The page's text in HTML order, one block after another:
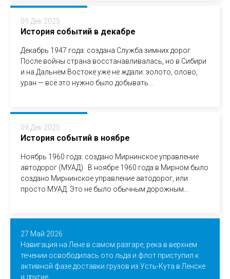
09 Дек 2025
История событий в декабре
Декабрь 1947 года: создана Служба зимних дорог
После войны страна восстанавливалась, но в Сибири
и на Дальнем Востоке уже не ждали: золото, олово,
уран — всё это нужно было добывать...
09 Дек 2025
История событий в ноябре
Ноябрь 1960 года: создано Мирнинское управление
автодорог (МУАД) В ноябре 1960 года в Мирном было
создано Мирнинское управление автодорог, или
просто МУАД. Это не было обычным дорожным...
27 Май 2026
Навигация на Лене в самом разгаре, река в верхнем
течении освободилась ото льда и флот приступил к
активной фазе доставки грузов из Усть-Кута в Ленске
и другие...